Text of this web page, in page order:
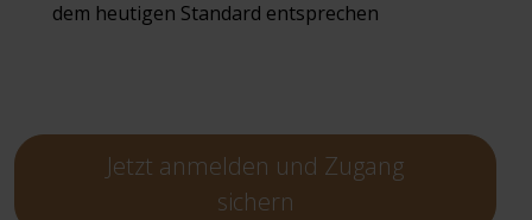
dem heutigen Standard entsprechen
Jetzt anmelden und Zugang
sichern